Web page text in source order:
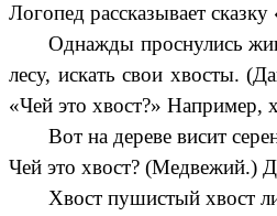
Логопед рассказывает
Однажды проснулись
лесу, искать свои хвосты.
«Чей это хвост?» Например,
Вот на дереве висит
Чей это хвост? (Медвежий.)
Хвост пушистый хвост